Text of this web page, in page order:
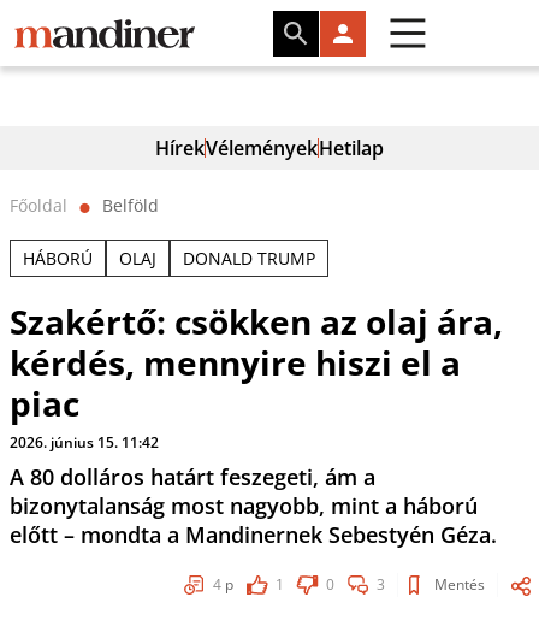
HírekVéleményekHetilap
Főoldal ⬤ Belföld
HÁBORÚ OLAJ DONALD TRUMP
Szakértő: csökken az olaj ára,
kérdés, mennyire hiszi el a
piac
2026. június 15. 11:42
A 80 dolláros határt feszegeti, ám a
bizonytalanság most nagyobb, mint a háború
előtt – mondta a Mandinernek Sebestyén Géza.
4 p 1 0 3 Mentés